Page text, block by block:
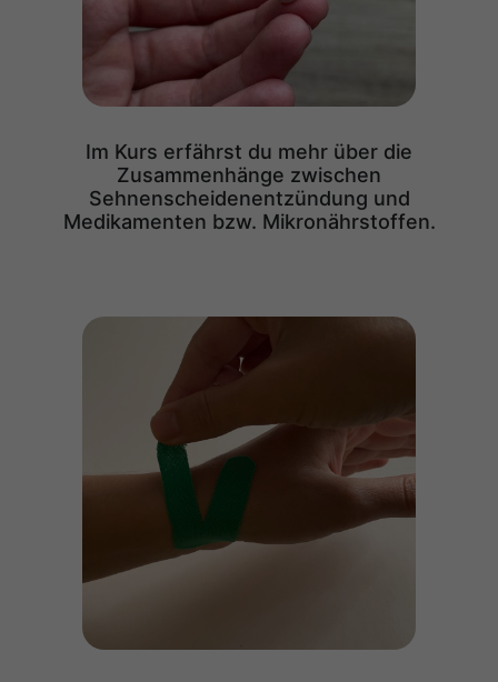
Im Kurs erfährst du mehr über die
Zusammenhänge zwischen
Sehnenscheidenentzündung und
Medikamenten bzw. Mikronährstoffen.